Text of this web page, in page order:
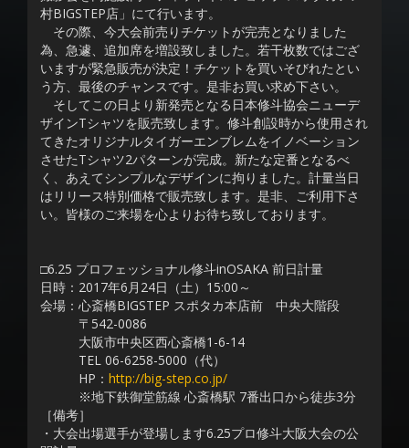
村BIGSTEP店」にて行います。
その際、今大会前売りチケットが完売となりました
為、急遽、追加席を増設致しました。若干枚数ではござ
いますが緊急販売が決定！チケットを買いそびれたとい
う方、最後のチャンスです。是非お買い求め下さい。
そしてこの日より新発売となる日本修斗協会ニューデ
ザインTシャツを販売致します。修斗創設時から使用され
てきたオリジナルタイガーエンブレムをイノベーション
させたTシャツ2パターンが完成。新たな定番となるべ
く、あえてシンプルなデザインに拘りました。計量当日
はリリース特別価格で販売致します。是非、ご利用下さ
い。皆様のご来場を心よりお待ち致しております。
□6.25 プロフェッショナル修斗inOSAKA 前日計量
日時：2017年6月24日（土）15:00～
会場：心斎橋BIGSTEP スポタカ本店前 中央大階段
〒542-0086
大阪市中央区西心斎橋1-6-14
TEL 06-6258-5000（代）
HP： http://big-step.co.jp/
※地下鉄御堂筋線 心斎橋駅 7番出口から徒歩3分
［備考］
・大会出場選手が登場します6.25プロ修斗大阪大会の公